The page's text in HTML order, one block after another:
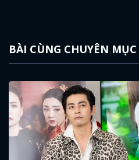
BÀI CÙNG CHUYÊN MỤC